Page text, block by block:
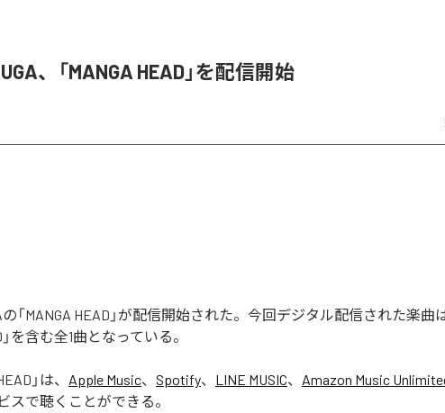
、「MANGA HEAD」を配信開始
の「MANGA HEAD」が配信開始された。今回デジタル配信された楽曲
」を含む全1曲となっている。
」は、 Apple Music、 Spotify、 LINE MUSIC、 Amazon Music
スで聴くことができる。